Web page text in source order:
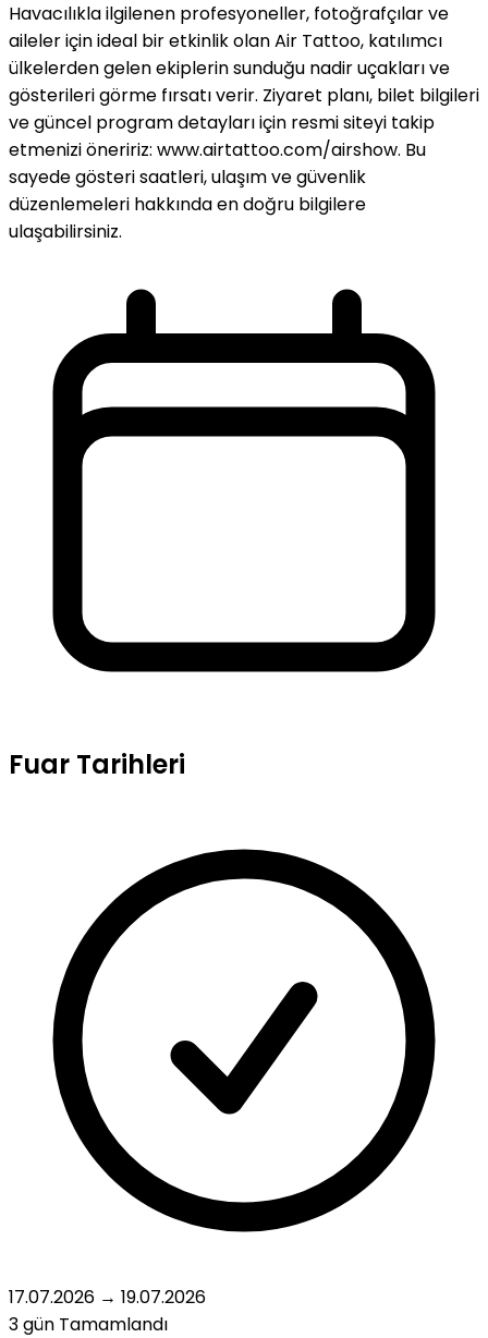
Havacılıkla ilgilenen profesyoneller, fotoğrafçılar ve
aileler için ideal bir etkinlik olan Air Tattoo, katılımcı
ülkelerden gelen ekiplerin sunduğu nadir uçakları ve
gösterileri görme fırsatı verir. Ziyaret planı, bilet bilgileri
ve güncel program detayları için resmi siteyi takip
etmenizi öneririz: www.airtattoo.com/airshow. Bu
sayede gösteri saatleri, ulaşım ve güvenlik
düzenlemeleri hakkında en doğru bilgilere
ulaşabilirsiniz.
Fuar Tarihleri
17.07.2026 → 19.07.2026
3 gün Tamamlandı